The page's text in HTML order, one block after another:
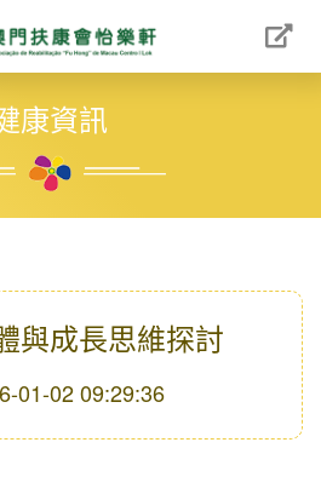
康資訊
與成長思維探討
01-02 09:29:36